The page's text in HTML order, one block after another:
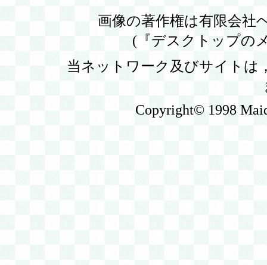
画像の著作権は有限会社
(『デスクトップの
当ネットワーク及びサイトは
Copyright© 1998